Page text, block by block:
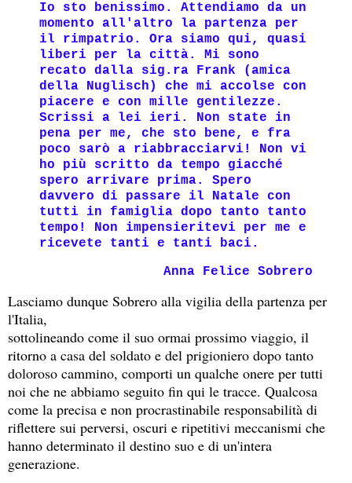
Io sto benissimo. Attendiamo da un
momento all'altro la partenza per
il rimpatrio. Ora siamo qui, quasi
liberi per la città. Mi sono
recato dalla sig.ra Frank (amica
della Nuglisch) che mi accolse con
piacere e con mille gentilezze.
Scrissi a lei ieri. Non state in
pena per me, che sto bene, e fra
poco sarò a riabbracciarvi! Non vi
ho più scritto da tempo giacché
spero arrivare prima. Spero
davvero di passare il Natale con
tutti in famiglia dopo tanto tanto
tempo! Non impensieritevi per me e
ricevete tanti e tanti baci.
Anna Felice Sobrero
Lasciamo dunque Sobrero alla vigilia della partenza per
l'Italia,
sottolineando come il suo ormai prossimo viaggio, il
ritorno a casa del soldato e del prigioniero dopo tanto
doloroso cammino, comporti un qualche onere per tutti
noi che ne abbiamo seguito fin qui le tracce. Qualcosa
come la precisa e non procrastinabile responsabilità di
riflettere sui perversi, oscuri e ripetitivi meccanismi che
hanno determinato il destino suo e di un'intera
generazione.